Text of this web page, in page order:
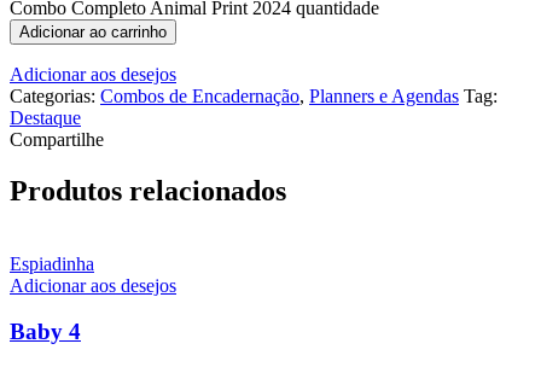
Combo Completo Animal Print 2024 quantidade
Adicionar ao carrinho
Adicionar aos desejos
Categorias: Combos de Encadernação, Planners e Agendas Tag:
Destaque
Compartilhe
Produtos relacionados
Espiadinha
Adicionar aos desejos
Baby 4